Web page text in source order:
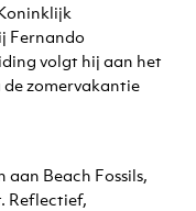
Fernando
volgt hij aan het
de zomervakantie
Beach Fossils,
Reflectief,